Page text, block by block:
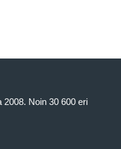
Noin 30 600 eri